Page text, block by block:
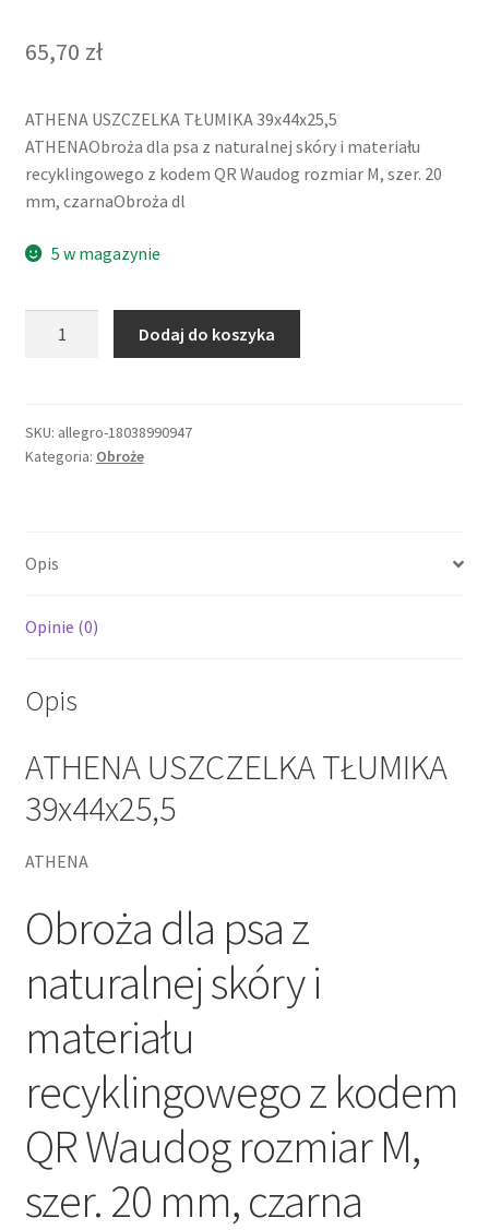
65,70 zł
ATHENA USZCZELKA TŁUMIKA 39x44x25,5
ATHENAObroża dla psa z naturalnej skóry i materiału
recyklingowego z kodem QR Waudog rozmiar M, szer. 20
mm, czarnaObroża dl
5 w magazynie
39x44x25,5
Dodaj do koszyka
SKU: allegro-18038990947
Kategoria: Obroże
Opis
Opinie (0)
Opis
ATHENA USZCZELKA TŁUMIKA
39x44x25,5
ATHENA
Obroża dla psa z
naturalnej skóry i
materiału
recyklingowego z kodem
QR Waudog rozmiar M,
szer. 20 mm, czarna